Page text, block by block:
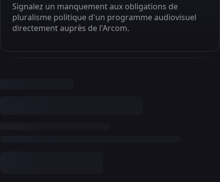
Signalez un manquement aux obligations de
pluralisme politique d'un programme audiovisuel
directement auprès de l'Arcom.